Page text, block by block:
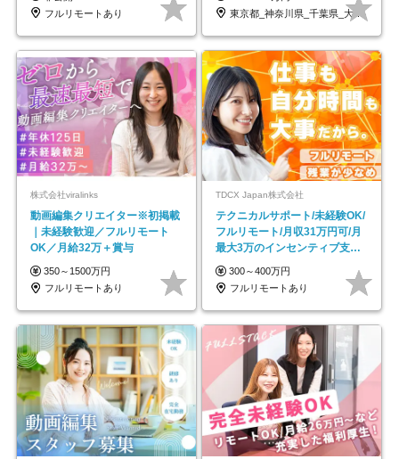
フルリモートあり
東京都_神奈川県_千葉県_大阪府_愛知県…
株式会社viralinks
動画編集クリエイター※初掲載
｜未経験歓迎／フルリモート
OK／月給32万＋賞与
350～1500万円
フルリモートあり
TDCX Japan株式会社
テクニカルサポート/未経験OK/
フルリモート/月収31万円可/月
最大3万のインセンティブ支給/
平均年齢33歳
300～400万円
フルリモートあり